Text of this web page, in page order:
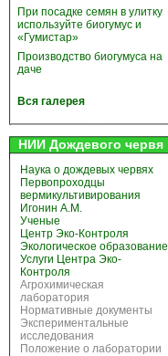
При посадке семян в улитку
используйте биогумус и
«Гумистар»
Производство биогумуса на
даче
Вся галерея
НИИ Дождевого червя
Наука о дождевых червях
Первопроходцы
вермикультивирования
Игонин А.М.
Ученые
Центр Эко-Контроля
Экологическое образование
Услуги Центра Эко-
Контроля
Агрохимическая
лаборатория
Нормативные документы
Экспериментальные
исследования
Положение о лаборатории